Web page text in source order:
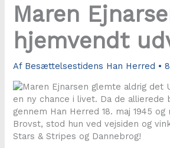
Maren
hjemvendt
Af Besættelsestidens Han Herred •